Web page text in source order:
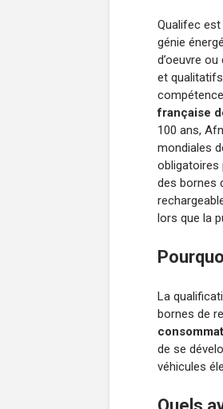
Qualifec
génie
d’oeuvre
et
française
100 ans,
mondiales
obligatoires
des bornes
lors que la
La
bornes de
de se
véhicules